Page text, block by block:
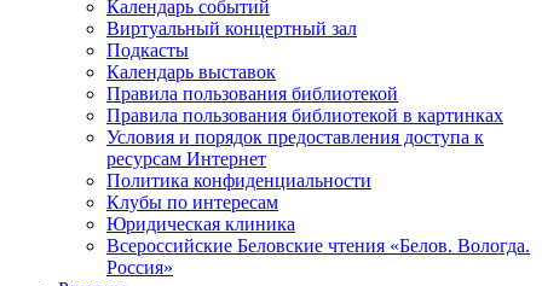
Календарь событий
Виртуальный концертный зал
Подкасты
Календарь выставок
Правила пользования библиотекой
Правила пользования библиотекой в картинках
Условия и порядок предоставления доступа к
ресурсам Интернет
Политика конфиденциальности
Клубы по интересам
Юридическая клиника
Всероссийские Беловские чтения «Белов. Вологда.
Россия»